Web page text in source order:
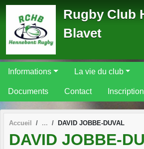
Rugby Club
Blavet
Informations La vie du club
Documents Contact Inscription
Accueil DAVID JOBBE-DUVAL
DAVID JOBBE-
Panneau de gestion des cookies